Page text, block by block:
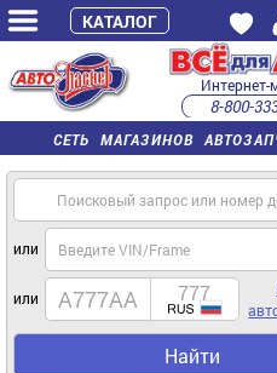
СЕТЬ МАГАЗИНОВ
Интернет-
8-800-
часы работы с
или
или
Найти
КАТАЛОГ